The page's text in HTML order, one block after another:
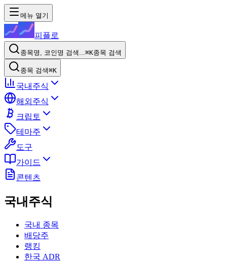
메뉴 열기
피플로
종목명, 코인명 검색...⌘K종목 검색
종목 검색⌘K
국내주식
해외주식
크립토
테마주
도구
가이드
콘텐츠
국내주식
국내 종목
배당주
랭킹
한국 ADR